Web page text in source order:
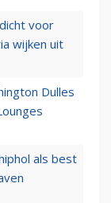
voor
wijken uit
Dulles
als best